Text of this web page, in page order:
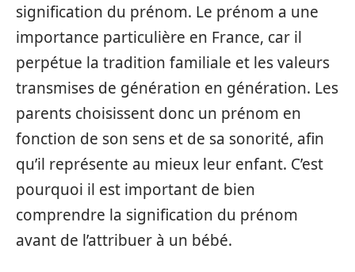
signification du prénom. Le prénom a une
importance particulière en France, car il
perpétue la tradition familiale et les valeurs
transmises de génération en génération. Les
parents choisissent donc un prénom en
fonction de son sens et de sa sonorité, afin
qu’il représente au mieux leur enfant. C’est
pourquoi il est important de bien
comprendre la signification du prénom
avant de l’attribuer à un bébé.